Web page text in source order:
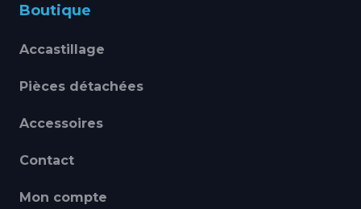
Boutique
Accastillage
Pièces détachées
Accessoires
Contact
Mon compte